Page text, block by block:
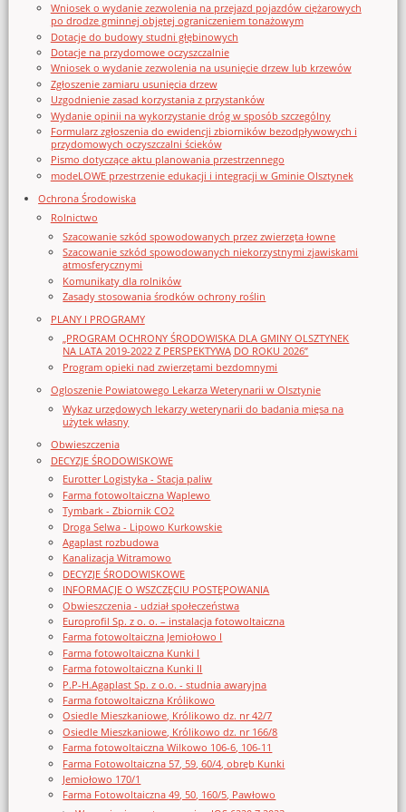
Wniosek o wydanie zezwolenia na przejazd pojazdów ciężarowych
po drodze gminnej objętej ograniczeniem tonażowym
Dotacje do budowy studni głębinowych
Dotacje na przydomowe oczyszczalnie
Wniosek o wydanie zezwolenia na usunięcie drzew lub krzewów
Zgłoszenie zamiaru usunięcia drzew
Uzgodnienie zasad korzystania z przystanków
Wydanie opinii na wykorzystanie dróg w sposób szczególny
Formularz zgłoszenia do ewidencji zbiorników bezodpływowych i
przydomowych oczyszczalni ścieków
Pismo dotyczące aktu planowania przestrzennego
modeLOWE przestrzenie edukacji i integracji w Gminie Olsztynek
Ochrona Środowiska
Rolnictwo
Szacowanie szkód spowodowanych przez zwierzęta łowne
Szacowanie szkód spowodowanych niekorzystnymi zjawiskami
atmosferycznymi
Komunikaty dla rolników
Zasady stosowania środków ochrony roślin
PLANY I PROGRAMY
„PROGRAM OCHRONY ŚRODOWISKA DLA GMINY OLSZTYNEK
NA LATA 2019-2022 Z PERSPEKTYWĄ DO ROKU 2026”
Program opieki nad zwierzętami bezdomnymi
Ogloszenie Powiatowego Lekarza Weterynarii w Olsztynie
Wykaz urzędowych lekarzy weterynarii do badania mięsa na
użytek własny
Obwieszczenia
DECYZJE ŚRODOWISKOWE
Eurotter Logistyka - Stacja paliw
Farma fotowoltaiczna Waplewo
Tymbark - Zbiornik CO2
Droga Selwa - Lipowo Kurkowskie
Agaplast rozbudowa
Kanalizacja Witramowo
DECYZJE ŚRODOWISKOWE
INFORMACJE O WSZCZĘCIU POSTĘPOWANIA
Obwieszczenia - udział społeczeństwa
Europrofil Sp. z o. o. – instalacja fotowoltaiczna
Farma fotowoltaiczna Jemiołowo I
Farma fotowoltaiczna Kunki I
Farma fotowoltaiczna Kunki II
P.P-H.Agaplast Sp. z o.o. - studnia awaryjna
Farma fotowoltaiczna Królikowo
Osiedle Mieszkaniowe, Królikowo dz. nr 42/7
Osiedle Mieszkaniowe, Królikowo dz. nr 166/8
Farma fotowoltaiczna Wilkowo 106-6, 106-11
Farma Fotowoltaiczna 57, 59, 60/4, obręb Kunki
Jemiołowo 170/1
Farma Fotowoltaiczna 49, 50, 160/5, Pawłowo